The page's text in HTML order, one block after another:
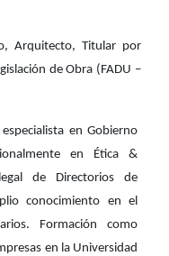
Arquitecto, Titular por
de Obra (FADU –
en Gobierno
en Ética &
de Directorios de
conocimiento en el
Formación como
en la Universidad